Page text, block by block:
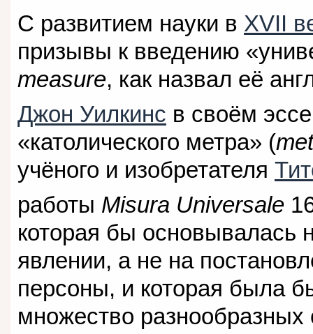
С развитием науки в XVII
призывы к введению
measure, как назвал её
Джон Уилкинс в своём
«католического метра» (
учёного и изобретателя
работы Misura Universale
которая бы основывалась
явлении, а не на
персоны, и которая была
множество